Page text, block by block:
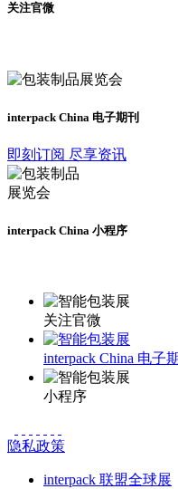
关注官微
interpack China 电子期刊
即刻订阅 尽享资讯
interpack China 小程序
关注官微
interpack China 电子
小程序
隐私政策
interpack 联盟全球展